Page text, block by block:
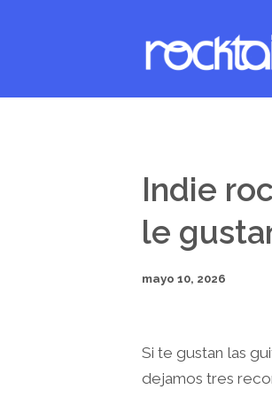
Indie
le
mayo 10, 2026
Si te gustan las
dejamos tres